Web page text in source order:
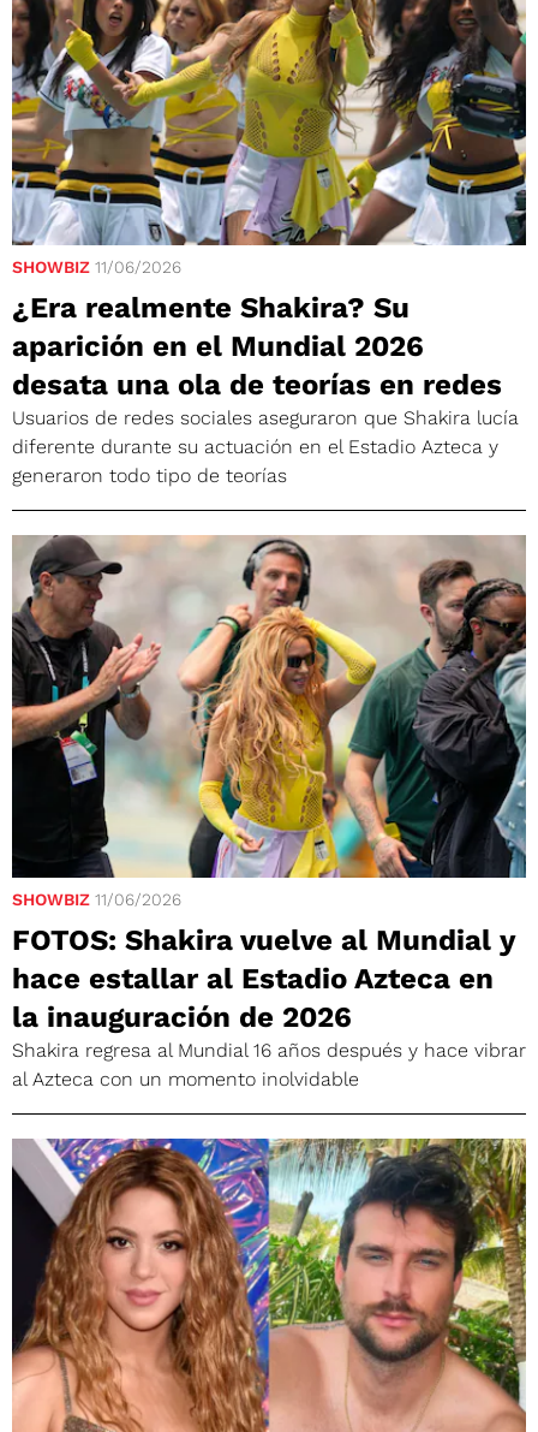
SHOWBIZ 11/06/2026
¿Era realmente Shakira? Su
aparición en el Mundial 2026
desata una ola de teorías en redes
Usuarios de redes sociales aseguraron que Shakira lucía
diferente durante su actuación en el Estadio Azteca y
generaron todo tipo de teorías
SHOWBIZ 11/06/2026
FOTOS: Shakira vuelve al Mundial y
hace estallar al Estadio Azteca en
la inauguración de 2026
Shakira regresa al Mundial 16 años después y hace vibrar
al Azteca con un momento inolvidable